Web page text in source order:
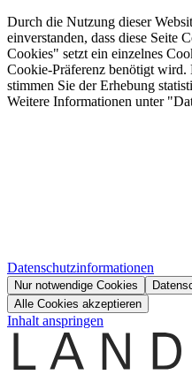
Durch die Nutzung dieser
einverstanden, dass diese Seite
Cookies" setzt ein einzelnes
Cookie-Präferenz benötigt
stimmen Sie der Erhebung
Weitere Informationen unter
Datenschutzinformationen
Nur notwendige Cookies
Alle Cookies akzeptieren
Inhalt anspringen